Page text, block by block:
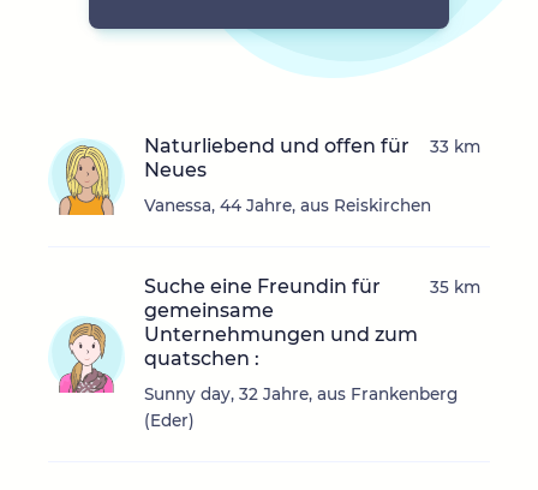
Naturliebend und offen für
Neues
Vanessa, 44 Jahre, aus Reiskirchen
33 km
Suche eine Freundin für
gemeinsame
Unternehmungen und zum
quatschen :
Sunny day, 32 Jahre, aus Frankenberg
(Eder)
35 km